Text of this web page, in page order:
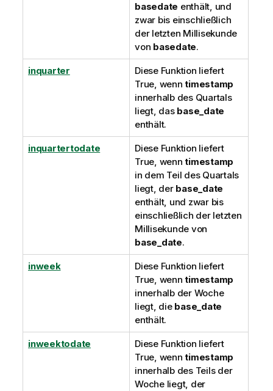
basedate enthält, und
zwar bis einschließlich
der letzten Millisekunde
von basedate.
inquarter
Diese Funktion liefert
True, wenntimestamp
innerhalb des Quartals
liegt, das base_date
enthält.
inquartertodate
Diese Funktion liefert
True, wenntimestamp
in dem Teil des Quartals
liegt, der base_date
enthält, und zwar bis
einschließlich der letzten
Millisekunde von
base_date.
inweek
Diese Funktion liefert
True, wenntimestamp
innerhalb der Woche
liegt, die base_date
enthält.
inweektodate
Diese Funktion liefert
True, wenntimestamp
innerhalb des Teils der
Woche liegt, der